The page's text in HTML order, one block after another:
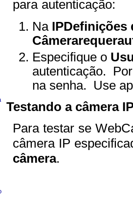
para autenticação:
Na IPDefinições
Câmerarequer
Especifique o
autenticação.
na senha. Use
Testando a câmera
Para testar se
câmera IP
câmera.